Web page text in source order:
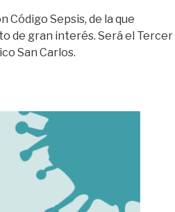
Código Sepsis, de la que
de gran interés. Será el Tercer
San Carlos.